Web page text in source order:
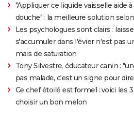
"Appliquer ce liquide vaisselle aide
douche" : la meilleure solution
Les psychologues sont clairs :
s'accumuler dans l'évier n'est pas
mais de saturation
Tony Silvestre, éducateur canin :
pas malade, c'est un signe pour
Ce chef étoilé est formel : voici les
choisir un bon melon